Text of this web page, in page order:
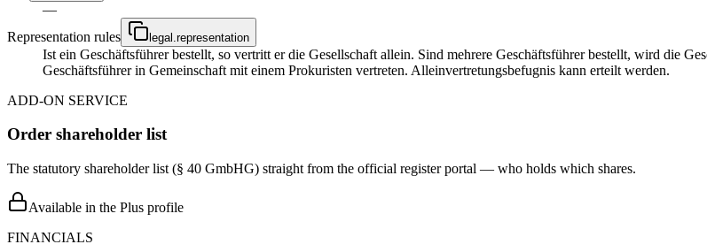
—
Representation rules
legal.representation
Ist ein Geschäftsführer bestellt, so vertritt er die Gesellschaft allein. Sind mehrere Geschäftsführer bestellt, wird die
Geschäftsführer in Gemeinschaft mit einem Prokuristen vertreten. Alleinvertretungsbefugnis kann erteilt werden.
ADD-ON SERVICE
Order shareholder list
The statutory shareholder list (§ 40 GmbHG) straight from the official register portal — who holds which shares.
Available in the Plus profile
FINANCIALS